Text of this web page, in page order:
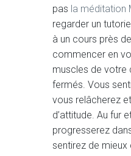
pas la méditation
regarder un
à un cours près
commencer en
muscles de votre
fermés. Vous
vous relâcherez
d’attitude. Au fur
progresserez
sentirez de mieux